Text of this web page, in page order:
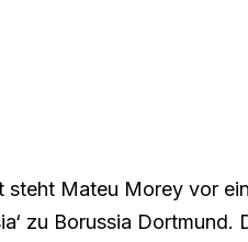
steht Mateu Morey vor
zu Borussia Dortmund.